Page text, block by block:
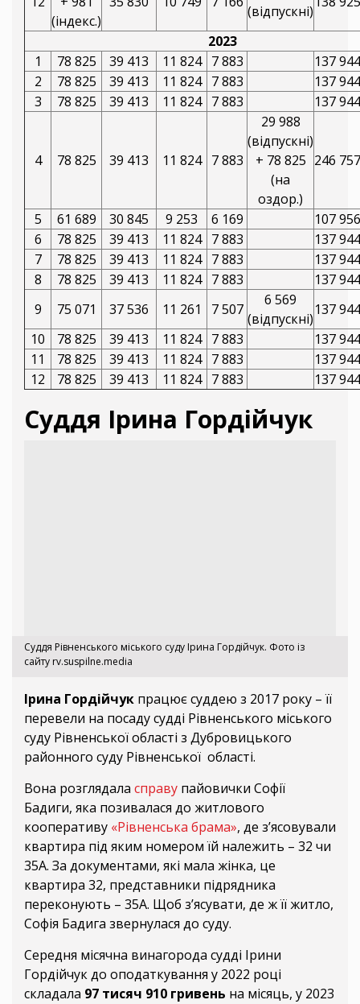
(індекс.)
(відпускні)
2023
1
78 825 39 413 11 824 7 883
137 944
2
78 825 39 413 11 824 7 883
137 944
3
78 825 39 413 11 824 7 883 137 944
4 78 825 39 413 11 824 7 883
29 988
(відпускні)
+ 78 825
(на
оздор.)
246 757
5 61 689 30 845 9 253 6 169
107 956
6
78 825 39 413 11 824 7 883
137 944
7
78 825 39 413 11 824 7 883
137 944
8
78 825 39 413 11 824 7 883
137 944
9
75 071 37 536 11 261 7 507
6 569
(відпускні)
137 944
10
78 825 39 413 11 824 7 883
137 944
11
78 825 39 413 11 824 7 883
137 944
12
78 825 39 413 11 824 7 883 137 944
Суддя Ірина Гордійчук
Суддя Рівненського міського суду Ірина Гордійчук. Фото із
сайту rv.suspilne.media
Ірина Гордійчук працює суддею з 2017 року – її
перевели на посаду судді Рівненського міського
суду Рівненської області з Дубровицького
районного суду Рівненської області.
Вона розглядала справу пайовички Софії
Бадиги, яка позивалася до житлового
кооперативу «Рівненська брама», де з’ясовували
квартира під яким номером їй належить – 32 чи
35А. За документами, які мала жінка, це
квартира 32, представники підрядника
переконують – 35А. Щоб з’ясувати, де ж її житло,
Софія Бадига звернулася до суду.
Середня місячна винагорода судді Ірини
Гордійчук до оподаткування у 2022 році
складала 97 тисяч 910 гривень на місяць, у 2023